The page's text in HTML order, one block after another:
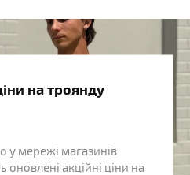
на троянду
у мережі магазинів
оновлені акційні ціни на